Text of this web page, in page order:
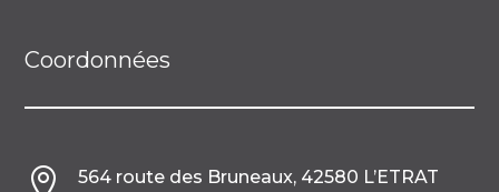
Coordonnées
 564 route des Bruneaux, 42580 L’ETRAT